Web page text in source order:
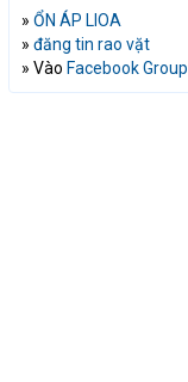
» ỔN ÁP LIOA
» đăng tin rao vặt
» Vào Facebook Group